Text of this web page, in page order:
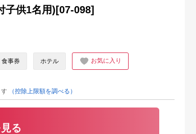
子供1名用)[07-098]
食事券 ホテル お気に入り
（控除上限額を調べる）
る